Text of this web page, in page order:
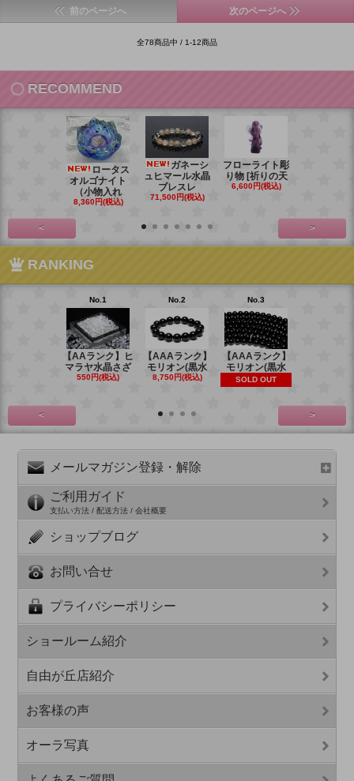
前のページへ 次のページへ
全78商品中 / 1-12商品
RECOMMEND
ロータス
オルゴナイト
（小物入れ
8,360円(税込)
ガネーシ
ュヒマール水晶
ブレスレ
71,500円(税込)
フローライト彫
り物 [祈りの天
6,600円(税込)
< >
RANKING
No.1
【AAランク】ヒ
マラヤ水晶さざ
550円(税込)
No.2
【AAAランク】
モリオン(黒水
8,750円(税込)
No.3
【AAAランク】
モリオン(黒水
SOLD OUT
< >
メールマガジン登録・解除
ご利用ガイド
支払い方法 / 配送方法 / 会社概要
ショップブログ
お問い合せ
プライバシーポリシー
ショールーム紹介
自由が丘店紹介
お客様の声
オーラ写真